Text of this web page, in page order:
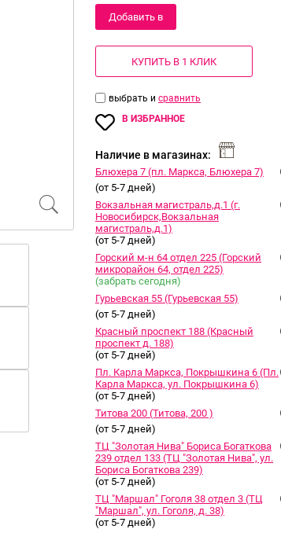
Добавить в
корзину
КУПИТЬ В 1 КЛИК
выбрать и сравнить
В ИЗБРАННОЕ
Наличие в магазинах:
Блюхера 7 (пл. Маркса, Блюхера 7)
(от 5-7 дней)
Вокзальная магистраль,д.1 (г.
Новосибирск,Вокзальная
магистраль,д.1)
(от 5-7 дней)
Горский м-н 64 отдел 225 (Горский
микрорайон 64, отдел 225)
(забрать сегодня)
Гурьевская 55 (Гурьевская 55)
(от 5-7 дней)
Красный проспект 188 (Красный
проспект д. 188)
(от 5-7 дней)
Пл. Карла Маркса, Покрышкина 6 (Пл.
Карла Маркса, ул. Покрышкина 6)
(от 5-7 дней)
Титова 200 (Титова, 200 )
(от 5-7 дней)
ТЦ "Золотая Нива" Бориса Богаткова
239 отдел 133 (ТЦ "Золотая Нива", ул.
Бориса Богаткова 239)
(от 5-7 дней)
ТЦ "Маршал" Гоголя 38 отдел 3 (ТЦ
"Маршал", ул. Гоголя, д. 38)
(от 5-7 дней)